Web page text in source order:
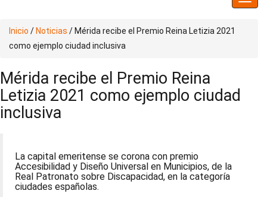
Inicio / Noticias / Mérida recibe el Premio Reina Letizia 2021
como ejemplo ciudad inclusiva
Mérida recibe el Premio Reina
Letizia 2021 como ejemplo ciudad
inclusiva
La capital emeritense se corona con premio
Accesibilidad y Diseño Universal en Municipios, de la
Real Patronato sobre Discapacidad, en la categoría
ciudades españolas.